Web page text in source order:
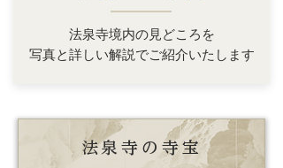
法泉寺境内の見どころを
写真と詳しい解説でご紹介いたします
法泉寺の寺宝